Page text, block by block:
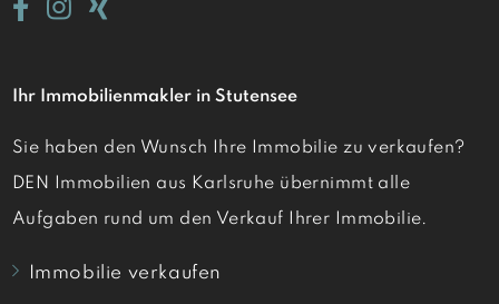
Ihr Immobilienmakler in Stutensee
Sie haben den Wunsch Ihre Immobilie zu verkaufen?
DEN Immobilien aus Karlsruhe übernimmt alle
Aufgaben rund um den Verkauf Ihrer Immobilie.
Immobilie verkaufen